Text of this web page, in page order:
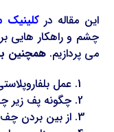
این مقاله در کلینیک
می پردازیم. همچنین
عمل
چگونه پف زیر
از بین بردن چف